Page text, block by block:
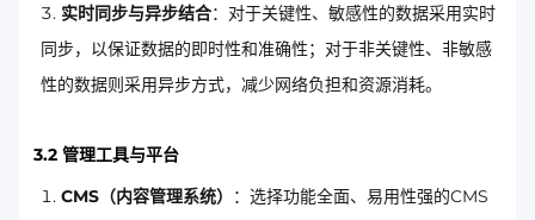
实时同步与异步结合：对于关键性、敏感性的数据采用实时
同步，以保证数据的即时性和准确性；对于非关键性、非敏感
性的数据则采用异步方式，减少网络负担和资源消耗。
3.2 管理工具与平台
CMS（内容管理系统）
：选择功能全面、易用性强的CMS